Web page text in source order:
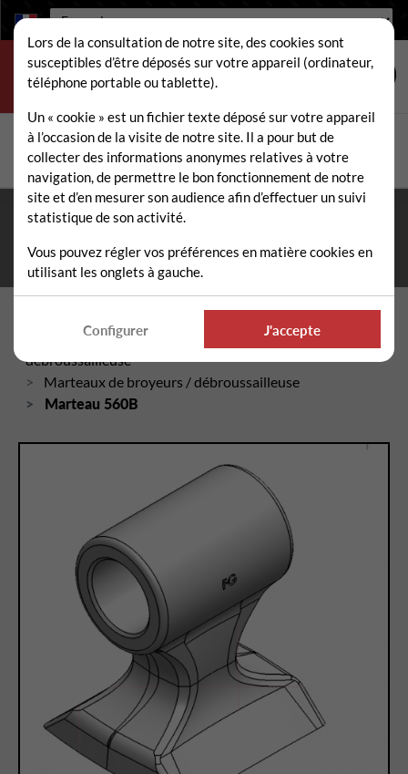
Langue :
Rechercher
Fermeture estivale du 10 au 21 août 2026
téléphonique et administrative assurée durant tout l'été. ☀️
Pièces détachées broyeur / gyrobroyeur /
débroussailleuse
Marteaux de broyeurs / débroussailleuse
Marteau 560B
Lors de la consultation de notre site, des cookies sont
susceptibles d’être déposés sur votre appareil (ordinateur,
téléphone portable ou tablette).
Un « cookie » est un fichier texte déposé sur votre appareil
à l’occasion de la visite de notre site. Il a pour but de
collecter des informations anonymes relatives à votre
navigation, de permettre le bon fonctionnement de notre
site et d’en mesurer son audience afin d’effectuer un suivi
statistique de son activité.
Vous pouvez régler vos préférences en matière cookies en
utilisant les onglets à gauche.
Configurer J'accepte